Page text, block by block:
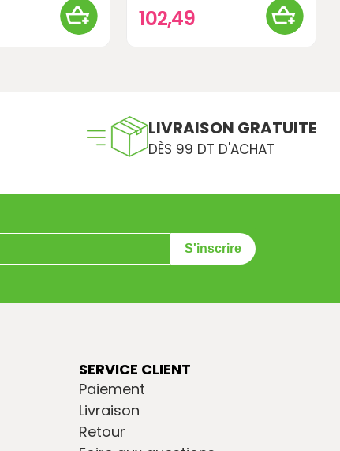
102,49
LIVRAISON GRATUITE
DÈS 99 DT D'ACHAT
S'inscrire
SERVICE CLIENT
Paiement
Livraison
Retour